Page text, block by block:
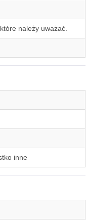
należy uważać.
inne